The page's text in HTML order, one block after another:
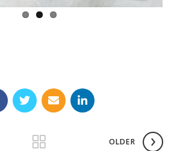
OLDER